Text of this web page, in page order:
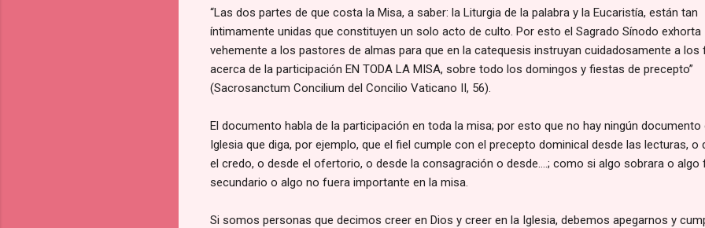
“Las dos partes de que costa la Misa, a saber: la Liturgia de la palabra y la Eucaristía, están tan
íntimamente unidas que constituyen un solo acto de culto. Por esto el Sagrado Sínodo exhorta
vehemente a los pastores de almas para que en la catequesis instruyan cuidadosamente a los
acerca de la participación EN TODA LA MISA, sobre todo los domingos y fiestas de precepto”
(Sacrosanctum Concilium del Concilio Vaticano II, 56).
El documento habla de la participación en toda la misa; por esto que no hay ningún documento
Iglesia que diga, por ejemplo, que el fiel cumple con el precepto dominical desde las lecturas, o
el credo, o desde el ofertorio, o desde la consagración o desde….; como si algo sobrara o algo
secundario o algo no fuera importante en la misa.
Si somos personas que decimos creer en Dios y creer en la Iglesia, debemos apegarnos y